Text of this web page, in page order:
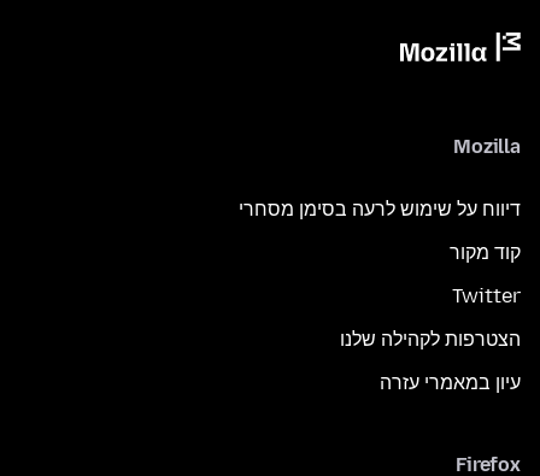
Mozilla
דיווח על שימוש לרעה בסימן מסחרי
קוד מקור
Twitter
הצטרפות לקהילה שלנו
עיון במאמרי עזרה
Firefox